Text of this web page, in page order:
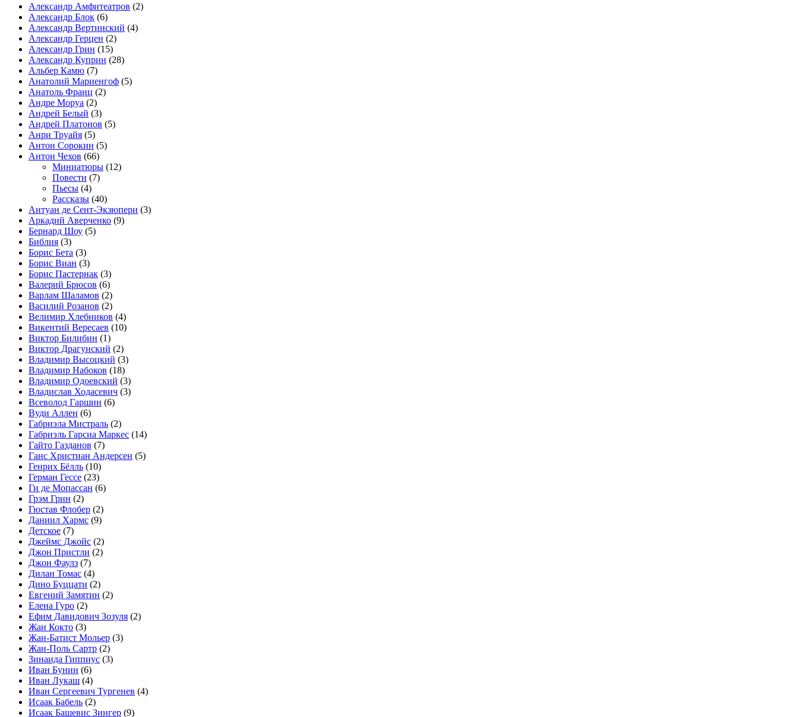
Александр Амфитеатров (2)
Александр Блок (6)
Александр Вертинский (4)
Александр Герцен (2)
Александр Грин (15)
Александр Куприн (28)
Альбер Камю (7)
Анатолий Мариенгоф (5)
Анатоль Франц (2)
Андре Моруа (2)
Андрей Белый (3)
Андрей Платонов (5)
Анри Труайя (5)
Антон Сорокин (5)
Антон Чехов (66)
Миниатюры (12)
Повести (7)
Пьесы (4)
Рассказы (40)
Антуан де Сент-Экзюпери (3)
Аркадий Аверченко (9)
Бернард Шоу (5)
Библия (3)
Борис Бета (3)
Борис Виан (3)
Борис Пастернак (3)
Валерий Брюсов (6)
Варлам Шаламов (2)
Василий Розанов (2)
Велимир Хлебников (4)
Викентий Вересаев (10)
Виктор Билибин (1)
Виктор Драгунский (2)
Владимир Высоцкий (3)
Владимир Набоков (18)
Владимир Одоевский (3)
Владислав Ходасевич (3)
Всеволод Гаршин (6)
Вуди Аллен (6)
Габриэла Мистраль (2)
Габриэль Гарсиа Маркес (14)
Гайто Газданов (7)
Ганс Христиан Андерсен (5)
Генрих Бёлль (10)
Герман Гессе (23)
Ги де Мопассан (6)
Грэм Грин (2)
Гюстав Флобер (2)
Даниил Хармс (9)
Детское (7)
Джеймс Джойс (2)
Джон Пристли (2)
Джон Фаулз (7)
Дилан Томас (4)
Дино Буццати (2)
Евгений Замятин (2)
Елена Гуро (2)
Ефим Давидович Зозуля (2)
Жан Кокто (3)
Жан-Батист Мольер (3)
Жан-Поль Сартр (2)
Зинаида Гиппиус (3)
Иван Бунин (6)
Иван Лукаш (4)
Иван Сергеевич Тургенев (4)
Исаак Бабель (2)
Исаак Башевис Зингер (9)